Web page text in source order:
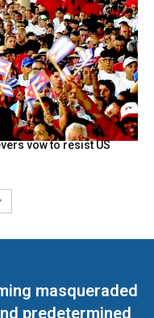
vow to resist US
masqueraded
predetermined